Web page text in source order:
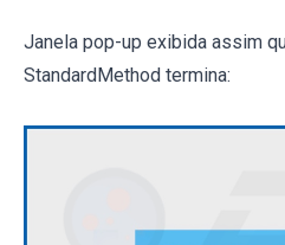
Janela pop-up exibida assim
StandardMethod termina: